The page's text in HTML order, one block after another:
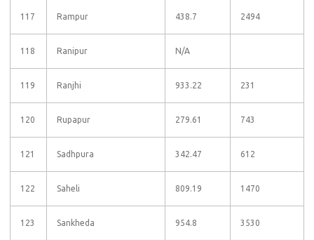
117 Rampur 438.7 2494
118 Ranipur N/A
119 Ranjhi 933.22 231
120 Rupapur 279.61 743
121 Sadhpura 342.47 612
122 Saheli 809.19 1470
123 Sankheda 954.8 3530